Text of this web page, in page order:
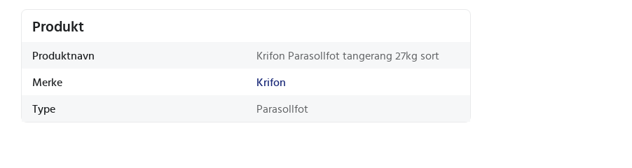
Produkt
Produktnavn Krifon Parasollfot tangerang 27kg sort
Merke Krifon
Type Parasollfot